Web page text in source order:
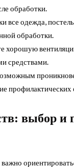
обработки.
одежда,
обработки.
хорошую
средствами.
профилактических
выбор и